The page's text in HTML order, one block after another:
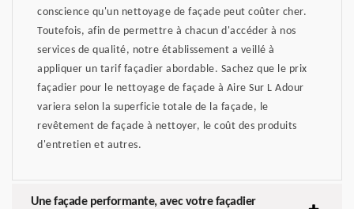
conscience qu'un nettoyage de façade peut coûter cher.
Toutefois, afin de permettre à chacun d'accéder à nos
services de qualité, notre établissement a veillé à
appliquer un tarif façadier abordable. Sachez que le prix
façadier pour le nettoyage de façade à Aire Sur L Adour
variera selon la superficie totale de la façade, le
revêtement de façade à nettoyer, le coût des produits
d'entretien et autres.
Une façade performante, avec votre façadier